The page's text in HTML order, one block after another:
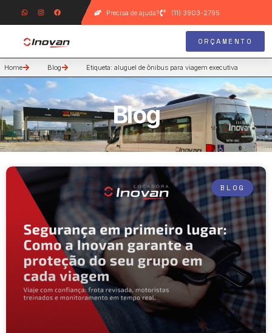
Precisa de ajuda? (11) 3903-2795
ORÇAMENTO
Home Blog Etiqueta: aluguel de ônibus para viagem executiva
Blog
BLOG